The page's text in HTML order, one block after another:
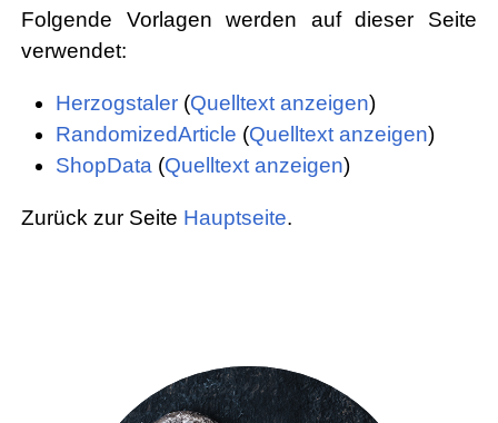
Folgende Vorlagen werden auf dieser Seite
verwendet:
Herzogstaler(Quelltext anzeigen)
RandomizedArticle (Quelltext anzeigen)
ShopData(Quelltext anzeigen)
Zurück zur Seite Hauptseite.